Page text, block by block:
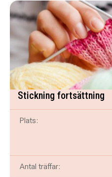
Stickning fortsättning
Plats:
Antal träffar: